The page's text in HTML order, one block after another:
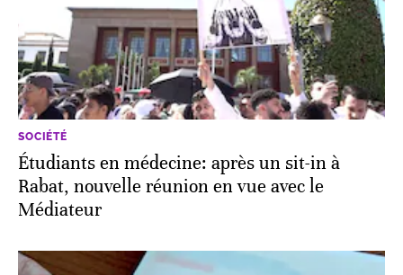
SOCIÉTÉ
Étudiants en médecine: après un sit-in à
Rabat, nouvelle réunion en vue avec le
Médiateur